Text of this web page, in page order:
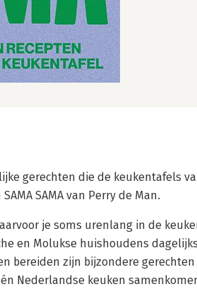
gerechten die de keukentafels
SAMA van Perry de Man.
je soms urenlang in de
en Molukse huishoudens
bereiden zijn bijzondere
Nederlandse keuken